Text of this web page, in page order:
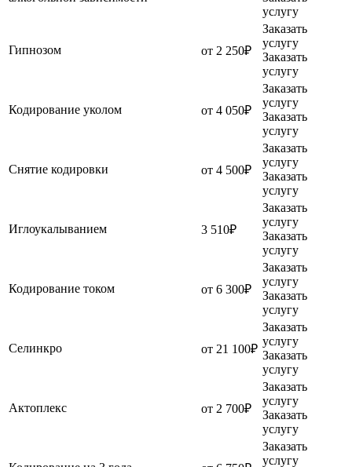
услугу
Гипнозом от 2 250₽
Заказать
услугу
Заказать
услугу
Кодирование уколом от 4 050₽
Заказать
услугу
Заказать
услугу
Снятие кодировки от 4 500₽
Заказать
услугу
Заказать
услугу
Иглоукалыванием 3 510₽
Заказать
услугу
Заказать
услугу
Кодирование током от 6 300₽
Заказать
услугу
Заказать
услугу
Селинкро от 21 100₽
Заказать
услугу
Заказать
услугу
Актоплекс от 2 700₽
Заказать
услугу
Заказать
услугу
Заказать
услугу